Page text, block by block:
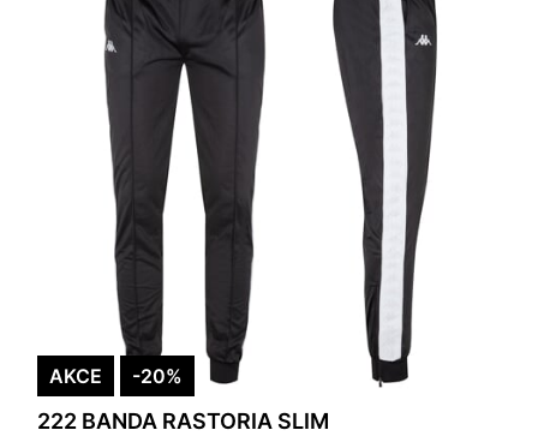
AKCE -20%
222 BANDA RASTORIA SLIM